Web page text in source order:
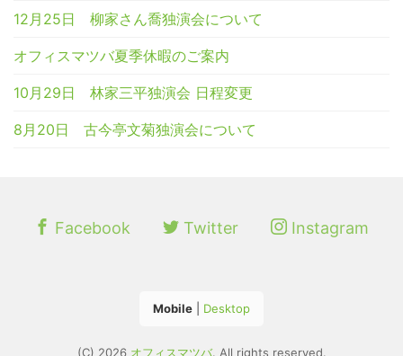
12月25日 柳家さん喬独演会について
オフィスマツバ夏季休暇のご案内
10月29日 林家三平独演会 日程変更
8月20日 古今亭文菊独演会について
Facebook Twitter Instagram
Mobile Desktop
(C) 2026 オフィスマツバ. All rights reserved.